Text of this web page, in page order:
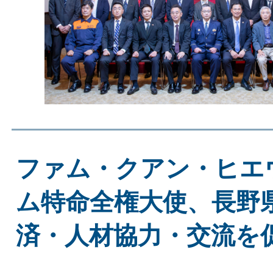
ファム・クアン・ヒ
ム特命全権大使、長野
済・人材協力・交流を